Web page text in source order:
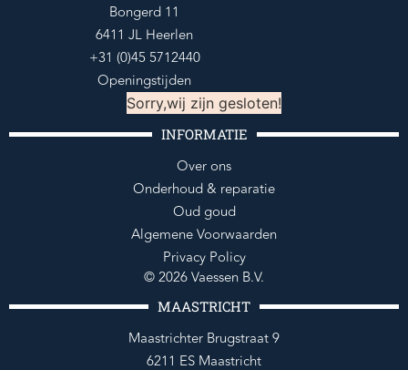
Bongerd 11
6411 JL Heerlen
+31 (0)45 5712440
Openingstijden
Sorry,wij zijn gesloten!
INFORMATIE
Over ons
Onderhoud & reparatie
Oud goud
Algemene Voorwaarden
Privacy Policy
© 2026 Vaessen B.V.
MAASTRICHT
Maastrichter Brugstraat 9
6211 ES Maastricht